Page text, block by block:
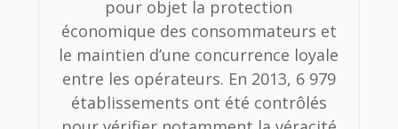
pour objet la protection
économique des consommateurs et
le maintien d’une concurrence loyale
entre les opérateurs. En 2013, 6 979
établissements ont été contrôlés